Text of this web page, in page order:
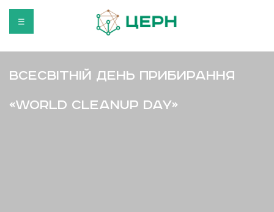
☰
Всесвітній день прибирання
«World Cleanup Day»